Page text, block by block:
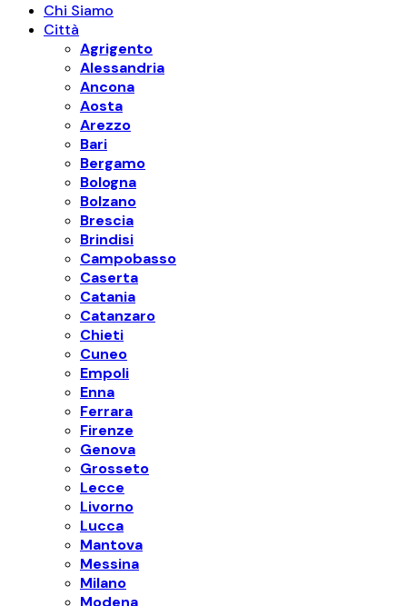
Chi Siamo
Città
Agrigento
Alessandria
Ancona
Aosta
Arezzo
Bari
Bergamo
Bologna
Bolzano
Brescia
Brindisi
Campobasso
Caserta
Catania
Catanzaro
Chieti
Cuneo
Empoli
Enna
Ferrara
Firenze
Genova
Grosseto
Lecce
Livorno
Lucca
Mantova
Messina
Milano
Modena